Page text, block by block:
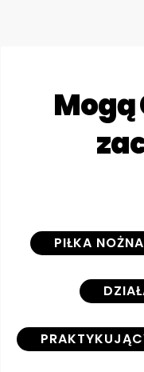
Mogą
PIŁKA NOŻNA